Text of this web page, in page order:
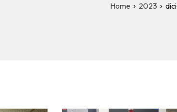
Home 2023